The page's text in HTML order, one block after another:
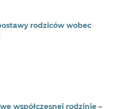
rodziców wobec
współczesnej rodzinie –